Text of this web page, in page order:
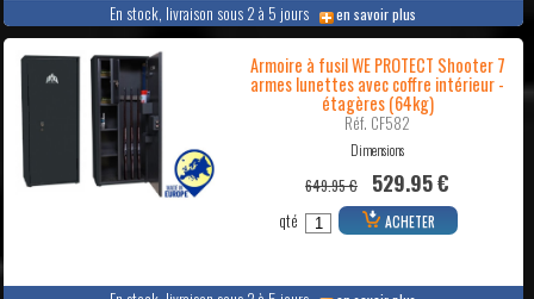
En stock, livraison sous 2 à 5 jours en savoir plus
Armoire à fusil WE PROTECT Shooter 7
armes lunettes avec coffre intérieur -
étagères (64kg)
Réf. CF582
Dimensions
649.95 € 529.95 €
qté ACHETER